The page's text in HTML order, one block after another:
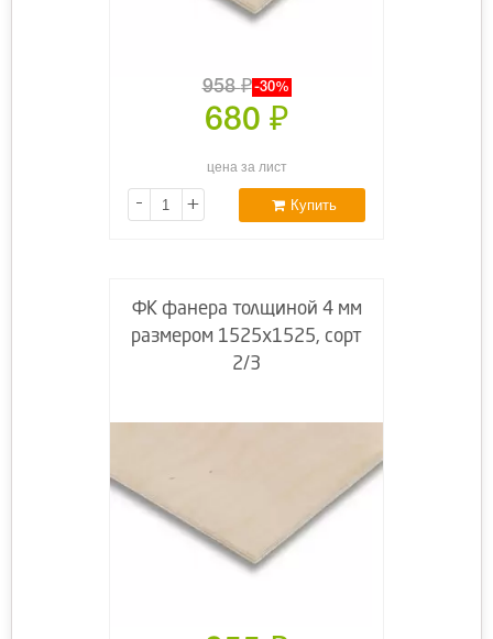
958₽ -30%
680 ₽
цена за лист
- + Купить
ФК фанера толщиной 4 мм
размером 1525х1525, сорт
2/3